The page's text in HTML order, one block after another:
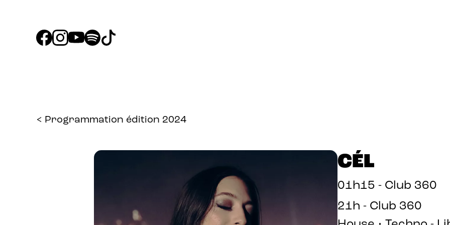
< Programmation édition 2024
CÉL
01h15 - Club 360
21h - Club 360